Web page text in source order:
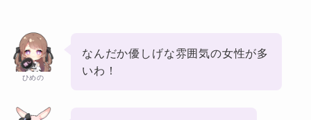
ひめの
なんだか優しげな雰囲気の女性が多
いわ！